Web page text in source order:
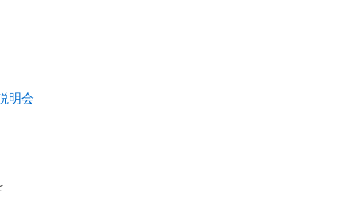
明会